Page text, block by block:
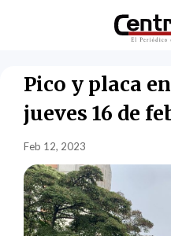
Pico y placa
jueves 16 de
Feb 12, 2023